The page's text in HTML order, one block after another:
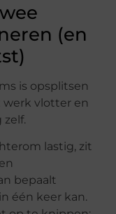
(en
is opsplitsen
vlotter en
lastig, zit
bepaalt
één keer kan.